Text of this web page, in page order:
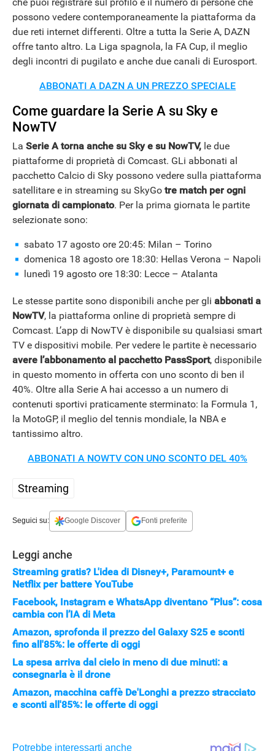
STREAMING E SERIE TV
che puoi registrare sul profilo e il numero di persone che
possono vedere contemporaneamente la piattaforma da
due reti internet differenti. Oltre a tutta la Serie A, DAZN
offre tanto altro. La Liga spagnola, la FA Cup, il meglio
degli incontri di pugilato e anche due canali di Eurosport.
ABBONATI A DAZN A UN PREZZO SPECIALE
Come guardare la Serie A su Sky e
NowTV
La Serie A torna anche su Sky e su NowTV, le due
piattaforme di proprietà di Comcast. GLi abbonati al
pacchetto Calcio di Sky possono vedere sulla piattaforma
satellitare e in streaming su SkyGo tre match per ogni
giornata di campionato. Per la prima giornata le partite
selezionate sono:
sabato 17 agosto ore 20:45: Milan – Torino
domenica 18 agosto ore 18:30: Hellas Verona – Napoli
lunedì 19 agosto ore 18:30: Lecce – Atalanta
Le stesse partite sono disponibili anche per gli abbonati a
NowTV, la piattaforma online di proprietà sempre di
Comcast. L’app di NowTV è disponibile su qualsiasi smart
TV e dispositivi mobile. Per vedere le partite è necessario
avere l’abbonamento al pacchetto PassSport, disponibile
in questo momento in offerta con uno sconto di ben il
40%. Oltre alla Serie A hai accesso a un numero di
contenuti sportivi praticamente sterminato: la Formula 1,
la MotoGP, il meglio del tennis mondiale, la NBA e
tantissimo altro.
ABBONATI A NOWTV CON UNO SCONTO DEL 40%
Streaming
Seguici su: Google Discover Fonti preferite
Leggi anche
Streaming gratis? L'idea di Disney+, Paramount+ e
Netflix per battere YouTube
Facebook, Instagram e WhatsApp diventano “Plus”: cosa
cambia con l’IA di Meta
Amazon, sprofonda il prezzo del Galaxy S25 e sconti
fino all'85%: le offerte di oggi
La spesa arriva dal cielo in meno di due minuti: a
consegnarla è il drone
Amazon, macchina caffè De'Longhi a prezzo stracciato
e sconti all'85%: le offerte di oggi